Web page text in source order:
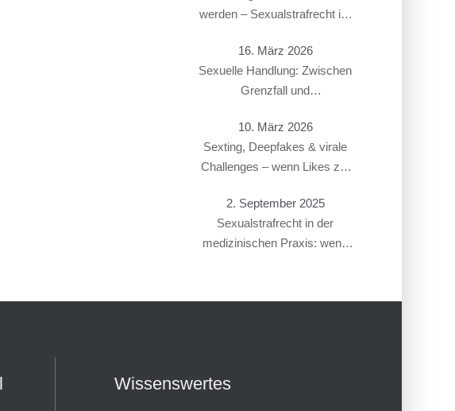
werden – Sexualstrafrecht im
16. März 2026
Sexuelle Handlung: Zwischen
Grenzfall und
10. März 2026
Sexting, Deepfakes & virale
Challenges – wenn Likes zur
2. September 2025
Sexualstrafrecht in der
medizinischen Praxis: wenn
werden
Wissenswertes